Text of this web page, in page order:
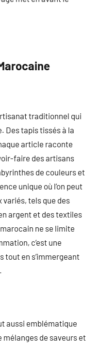
traditionnel qui
Des tapis tissés à la
article raconte
faire des artisans
de couleurs et
unique où l’on peut
tels que des
argent et des textiles
ne se limite
c’est une
tout en s’immergeant
aussi emblématique
de saveurs et